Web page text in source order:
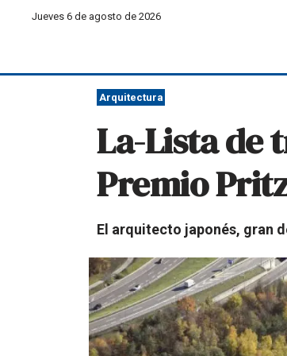
Jueves 6 de agosto de 2026
Arquitectura
La-Lista de
Premio
El arquitecto japonés, gran